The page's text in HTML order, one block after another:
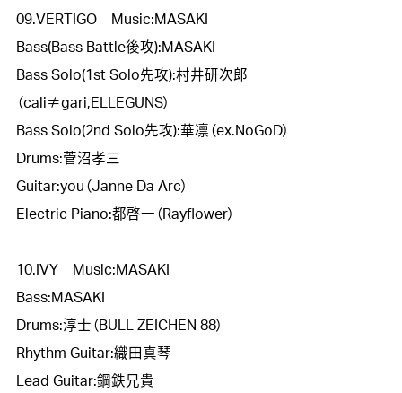
09.VERTIGO　Music:MASAKI
Bass(Bass Battle後攻):MASAKI
Bass Solo(1st Solo先攻):村井研次郎
（cali≠gari,ELLEGUNS）
Bass Solo(2nd Solo先攻):華凛（ex.NoGoD）
Drums:菅沼孝三
Guitar:you（Janne Da Arc）
Electric Piano:都啓一（Rayflower）
10.IVY　Music:MASAKI
Bass:MASAKI
Drums:淳士（BULL ZEICHEN 88）
Rhythm Guitar:織田真琴
Lead Guitar:鋼鉄兄貴